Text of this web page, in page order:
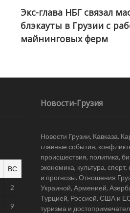
Экс-глава НБГ связал
блэкауты в Грузии с
майнинговых ферм
ВС
2
9
Новости-Грузия
Новости Грузии, Кавказа.
главные события,
происшествия, политика,
экономика, культура,
и прогнозы. Отношения
Украиной, Арменией,
Турцией, Россией, США и
туризма и